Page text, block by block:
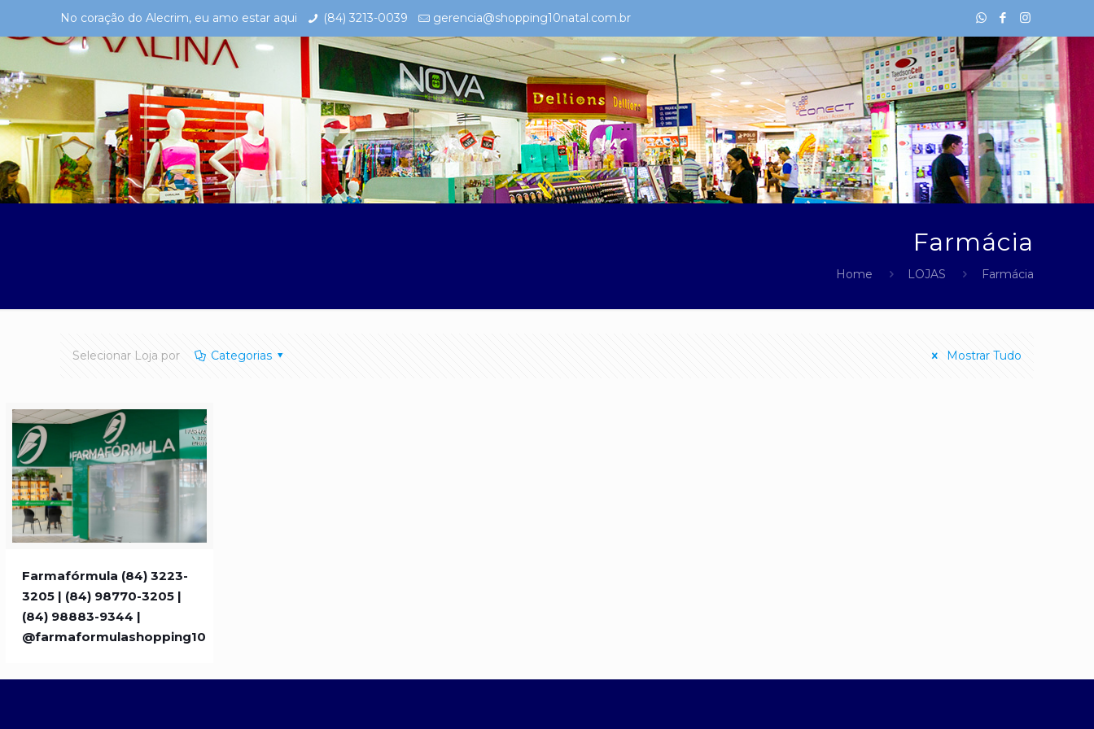
No coração do Alecrim, eu amo estar aqui (84) 3213-0039 gerencia@shopping10natal.com.br
Farmácia
Home LOJAS Farmácia
Selecionar Loja por Categorias Mostrar Tudo
(84) 98770-3205 | (84) 98883-
Farmafórmula (84) 3223-
3205 | (84) 98770-3205 |
(84) 98883-9344 |
@farmaformulashopping10